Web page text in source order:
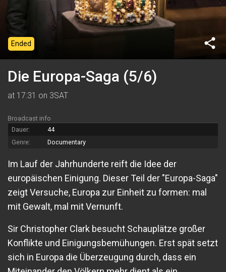
share
Ended
Die Europa-Saga (5/6)
at 17:31 on 3SAT
Broadcast info
Dauer:
44
Genre:
Documentary
Im Lauf der Jahrhunderte reift die Idee der
europäischen Einigung. Dieser Teil der "Europa-Saga"
zeigt Versuche, Europa zur Einheit zu formen: mal
mit Gewalt, mal mit Vernunft.
Sir Christopher Clark besucht Schauplätze großer
Konflikte und Einigungsbemühungen. Erst spät setzt
sich in Europa die Überzeugung durch, dass ein